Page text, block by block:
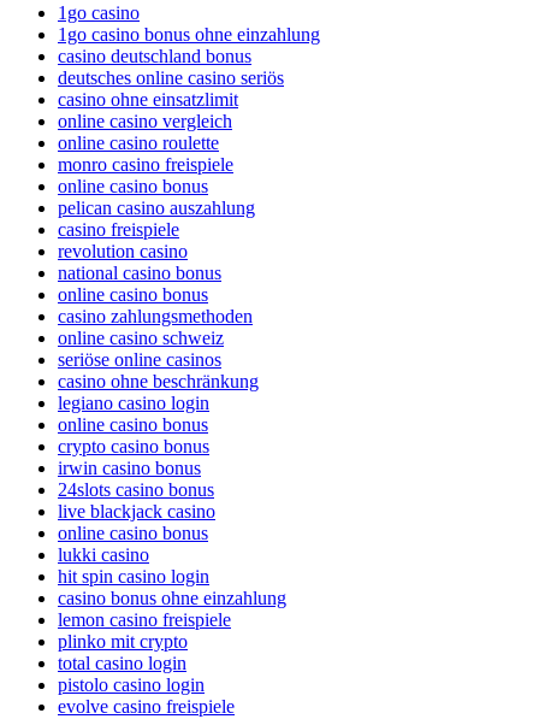
1go casino
1go casino bonus ohne einzahlung
casino deutschland bonus
deutsches online casino seriös
casino ohne einsatzlimit
online casino vergleich
online casino roulette
monro casino freispiele
online casino bonus
pelican casino auszahlung
casino freispiele
revolution casino
national casino bonus
online casino bonus
casino zahlungsmethoden
online casino schweiz
seriöse online casinos
casino ohne beschränkung
legiano casino login
online casino bonus
crypto casino bonus
irwin casino bonus
24slots casino bonus
live blackjack casino
online casino bonus
lukki casino
hit spin casino login
casino bonus ohne einzahlung
lemon casino freispiele
plinko mit crypto
total casino login
pistolo casino login
evolve casino freispiele